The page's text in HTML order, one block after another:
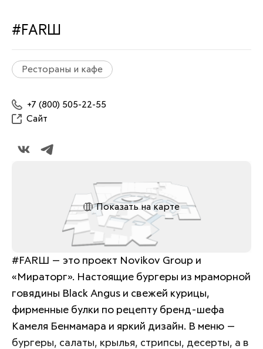
#FARШ
Рестораны и кафе
+7 (800) 505-22-55
Сайт
Показать на карте
#FARШ — это проект Novikov Group и
«Мираторг». Настоящие бургеры из мраморной
говядины Black Angus и свежей курицы,
фирменные булки по рецепту бренд-шефа
Камеля Бенмамара и яркий дизайн. В меню —
бургеры, салаты, крылья, стрипсы, десерты, а в